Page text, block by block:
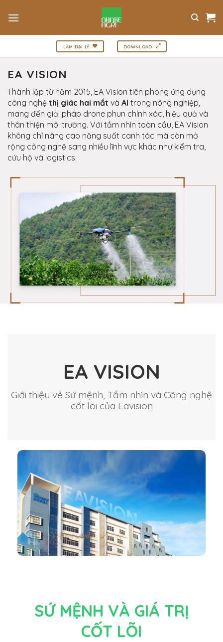
qua
nội
dung
LÀM ĐẠI LÝ DOWNLOAD
EA VISION
Thành lập từ năm 2015, EA Vision tiên phong ứng dụng
công nghệ thị giác hai mắt và AI trong nông nghiệp,
mang đến giải pháp drone phun chính xác, hiệu quả và
thân thiện môi trường. Với tầm nhìn toàn cầu, EA Vision
không chỉ nâng cao năng suất canh tác mà còn mở
rộng công nghệ sang nhiều lĩnh vực khác như kiểm tra,
cứu hộ và logistics.
EA VISION
Giới thiệu về Sứ mệnh, Tầm nhìn và Công nghệ
cốt lõi của Eavision
SỨ MỆNH VÀ GIÁ TRỊ
CỐT LÕI